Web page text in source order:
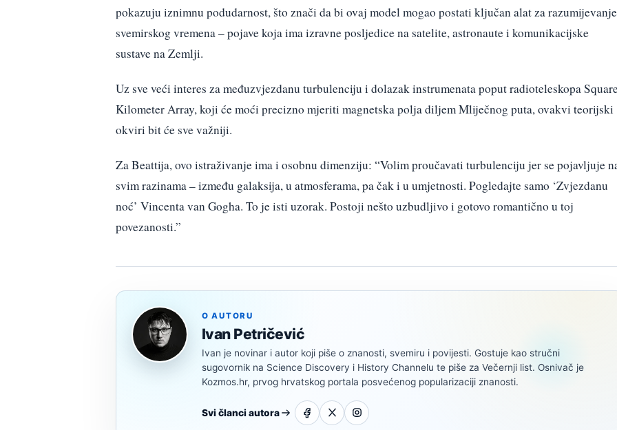
pokazuju iznimnu podudarnost, što znači da bi ovaj model mogao postati ključan alat za razumijevanje
svemirskog vremena – pojave koja ima izravne posljedice na satelite, astronaute i komunikacijske
sustave na Zemlji.
Uz sve veći interes za međuzvjezdanu turbulenciju i dolazak instrumenata poput radioteleskopa
Kilometer Array, koji će moći precizno mjeriti magnetska polja diljem Mliječnog puta, ovakvi teorijski
okviri bit će sve važniji.
Za Beattija, ovo istraživanje ima i osobnu dimenziju: “Volim proučavati turbulenciju jer se pojavljuje
svim razinama – između galaksija, u atmosferama, pa čak i u umjetnosti. Pogledajte samo ‘Zvjezdanu
noć’ Vincenta van Gogha. To je isti uzorak. Postoji nešto uzbudljivo i gotovo romantično u toj
povezanosti.”
O AUTORU
Ivan Petričević
Ivan je novinar i autor koji piše o znanosti, svemiru i povijesti. Gostuje kao stručni
sugovornik na Science Discovery i History Channelu te piše za Večernji list. Osnivač je
Kozmos.hr, prvog hrvatskog portala posvećenog popularizaciji znanosti.
Svi članci autora